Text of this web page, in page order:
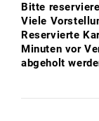
Bitte
Viele
Reservierte
Minuten vor
abgeholt